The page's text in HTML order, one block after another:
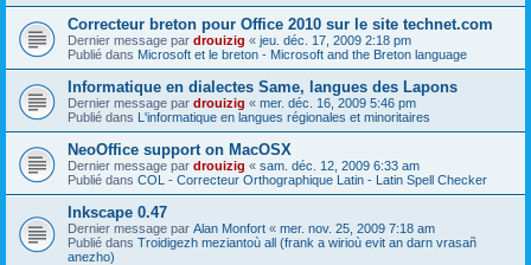
Correcteur breton pour Office 2010 sur le site technet.com
Dernier message par drouizig « jeu. déc. 17, 2009 2:18 pm
Publié dans Microsoft et le breton - Microsoft and the Breton language
Informatique en dialectes Same, langues des Lapons
Dernier message par drouizig « mer. déc. 16, 2009 5:46 pm
Publié dans L'informatique en langues régionales et minoritaires
NeoOffice support on MacOSX
Dernier message par drouizig « sam. déc. 12, 2009 6:33 am
Publié dans COL - Correcteur Orthographique Latin - Latin Spell Checker
Inkscape 0.47
Dernier message par Alan Monfort « mer. nov. 25, 2009 7:18 am
Publié dans Troidigezh meziantoù all (frank a wirioù evit an darn vrasañ
anezho)